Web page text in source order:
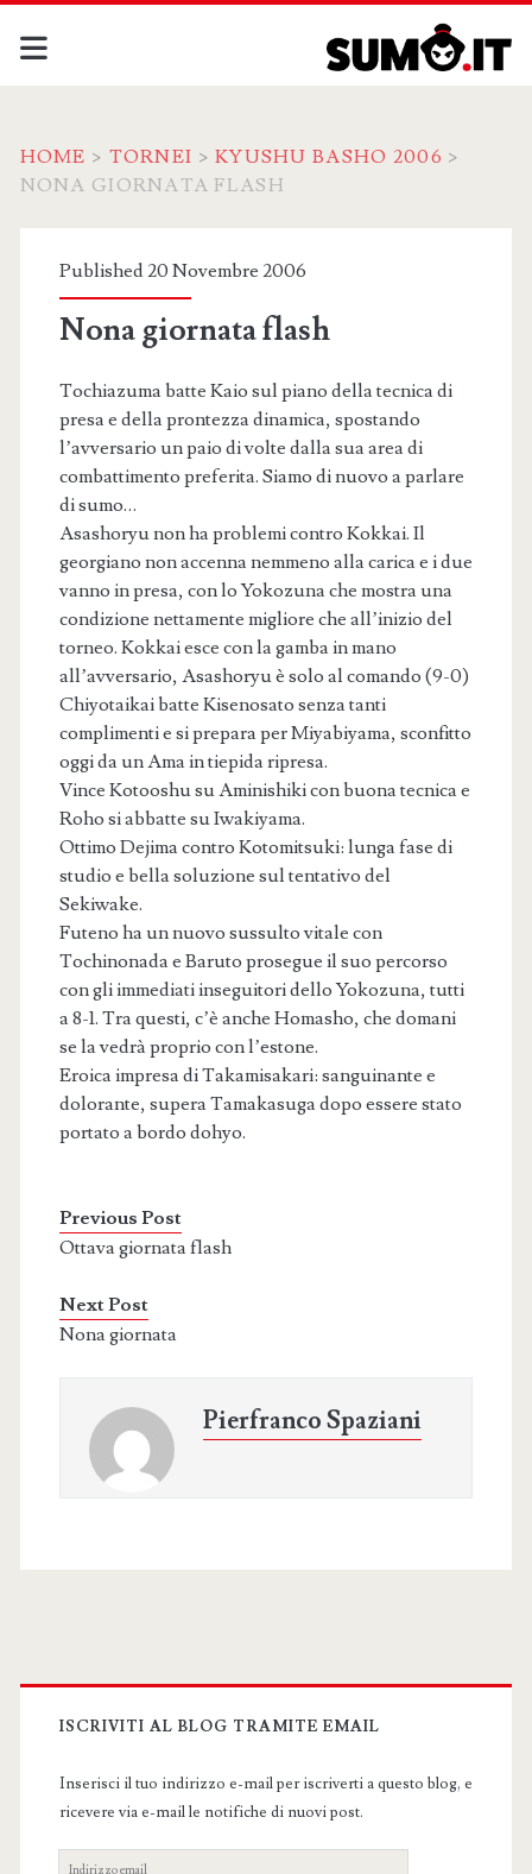
HOME > TORNEI >KYUSHU BASHO 2006 >
NONA GIORNATA FLASH
Published 20 Novembre 2006
Nona giornata flash
Tochiazuma batte Kaio sul piano della tecnica di
presa e della prontezza dinamica, spostando
l’avversario un paio di volte dalla sua area di
combattimento preferita. Siamo di nuovo a parlare
di sumo…
Asashoryu non ha problemi contro Kokkai. Il
georgiano non accenna nemmeno alla carica e i due
vanno in presa, con lo Yokozuna che mostra una
condizione nettamente migliore che all’inizio del
torneo. Kokkai esce con la gamba in mano
all’avversario, Asashoryu è solo al comando (9-0)
Chiyotaikai batte Kisenosato senza tanti
complimenti e si prepara per Miyabiyama, sconfitto
oggi da un Ama in tiepida ripresa.
Vince Kotooshu su Aminishiki con buona tecnica e
Roho si abbatte su Iwakiyama.
Ottimo Dejima contro Kotomitsuki: lunga fase di
studio e bella soluzione sul tentativo del
Sekiwake.
Futeno ha un nuovo sussulto vitale con
Tochinonada e Baruto prosegue il suo percorso
con gli immediati inseguitori dello Yokozuna, tutti
a 8-1. Tra questi, c’è anche Homasho, che domani
se la vedrà proprio con l’estone.
Eroica impresa di Takamisakari: sanguinante e
dolorante, supera Tamakasuga dopo essere stato
portato a bordo dohyo.
Previous Post
Ottava giornata flash
Next Post
Nona giornata
Pierfranco Spaziani
Primary
Sidebar
ISCRIVITI AL BLOG TRAMITE EMAIL
Inserisci il tuo indirizzo e-mail per iscriverti a questo blog, e
ricevere via e-mail le notifiche di nuovi post.
Indirizzo